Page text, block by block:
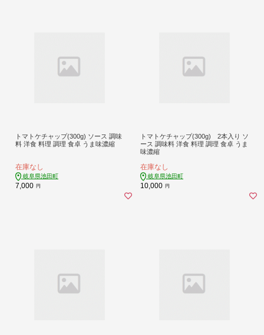
トマトケチャップ(300g) ソース 調味
料 洋食 料理 調理 食卓 うま味濃縮
在庫なし
岐阜県池田町
7,000 円
トマトケチャップ(300g) 2本入り ソ
ース 調味料 洋食 料理 調理 食卓 うま
味濃縮
在庫なし
岐阜県池田町
10,000 円